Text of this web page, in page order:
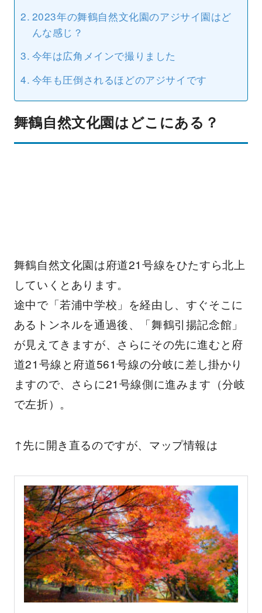
2023年の舞鶴自然文化園のアジサイ園はど
んな感じ？
今年は広角メインで撮りました
今年も圧倒されるほどのアジサイです
舞鶴自然文化園はどこにある？
舞鶴自然文化園は府道21号線をひたすら北上
していくとあります。
途中で「若浦中学校」を経由し、すぐそこに
あるトンネルを通過後、「舞鶴引揚記念館」
が見えてきますが、さらにその先に進むと府
道21号線と府道561号線の分岐に差し掛かり
ますので、さらに21号線側に進みます（分岐
で左折）。
↑先に開き直るのですが、マップ情報は